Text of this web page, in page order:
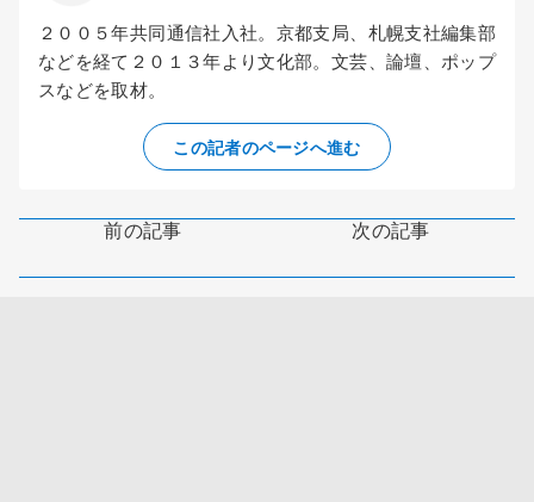
２００５年共同通信社入社。京都支局、札幌支社編集部
などを経て２０１３年より文化部。文芸、論壇、ポップ
スなどを取材。
この記者のページへ進む
前の記事 次の記事